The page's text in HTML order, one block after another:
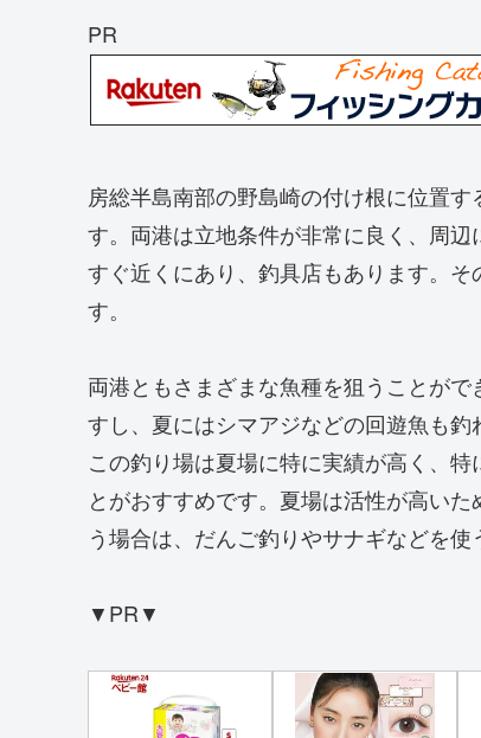
PR
房総半島南部の野島崎の付け根に位置
す。両港は立地条件が非常に良く、周
すぐ近くにあり、釣具店もあります。
す。
両港ともさまざまな魚種を狙うことが
すし、夏にはシマアジなどの回遊魚も釣
この釣り場は夏場に特に実績が高く、
とがおすすめです。夏場は活性が高い
う場合は、だんご釣りやサナギなどを使
▼PR▼